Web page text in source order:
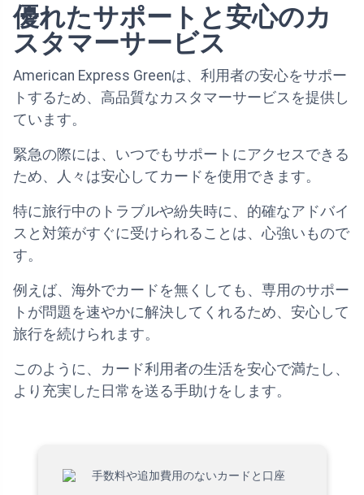
優れたサポートと安心のカ
スタマーサービス
American Express Greenは、利用者の安心をサポー
トするため、高品質なカスタマーサービスを提供し
ています。
緊急の際には、いつでもサポートにアクセスできる
ため、人々は安心してカードを使用できます。
特に旅行中のトラブルや紛失時に、的確なアドバイ
スと対策がすぐに受けられることは、心強いもので
す。
例えば、海外でカードを無くしても、専用のサポー
トが問題を速やかに解決してくれるため、安心して
旅行を続けられます。
このように、カード利用者の生活を安心で満たし、
より充実した日常を送る手助けをします。